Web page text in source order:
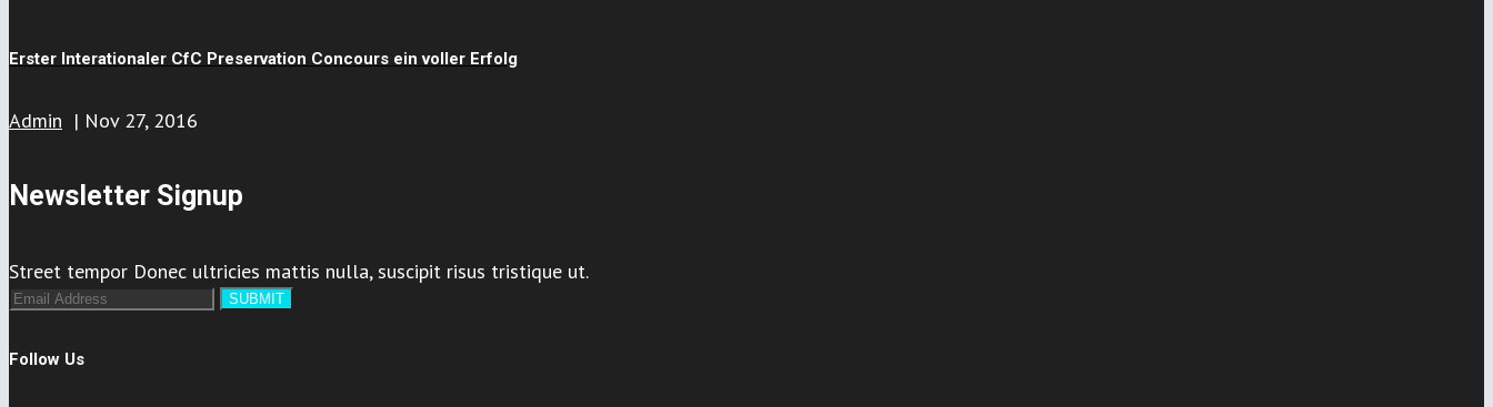
Erster Interationaler CfC Preservation Concours ein voller Erfolg
Admin | Nov 27, 2016
Newsletter Signup
Street tempor Donec ultricies mattis nulla, suscipit risus tristique ut.
Follow Us